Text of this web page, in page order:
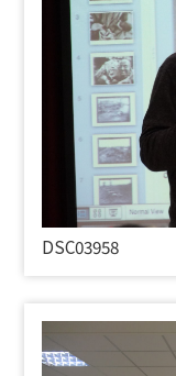
DSC03958